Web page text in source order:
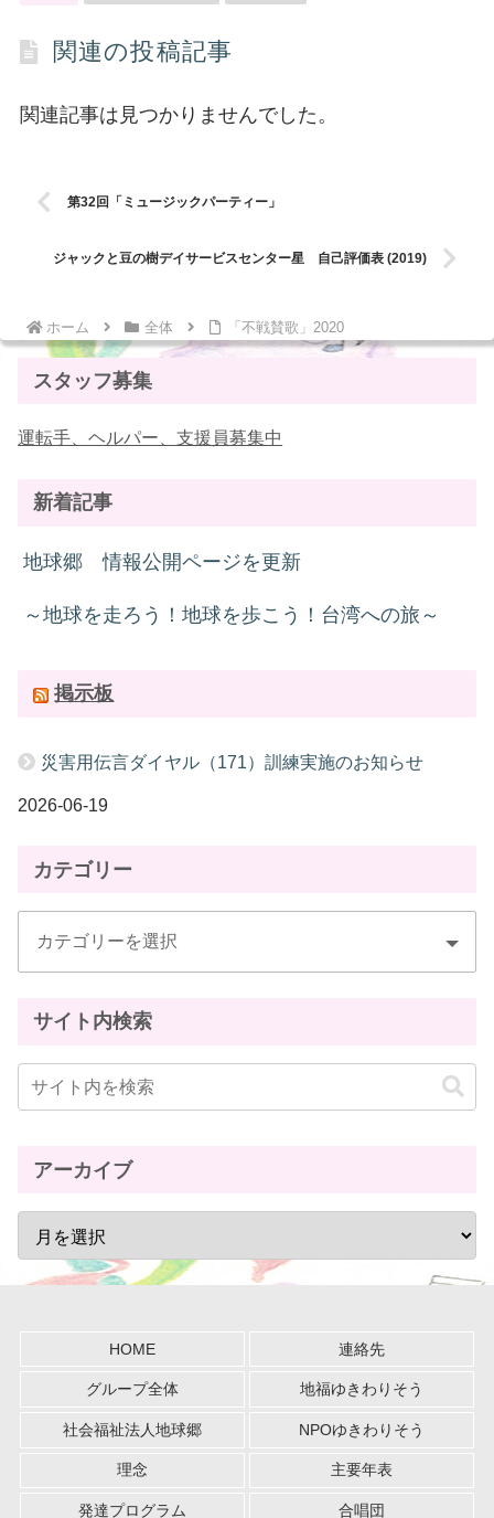
関連の投稿記事
関連記事は見つかりませんでした。
第32回「ミュージックパーティー」
ジャックと豆の樹デイサービスセンター星 自己評価表 (2019)
ホーム 全体 「不戦賛歌」2020
スタッフ募集
運転手、ヘルパー、支援員募集中
新着記事
地球郷 情報公開ページを更新
～地球を走ろう！地球を歩こう！台湾への旅～
掲示板
災害用伝言ダイヤル（171）訓練実施のお知らせ
2026-06-19
カテゴリー
サイト内検索
アーカイブ
HOME 連絡先
グループ全体 地福ゆきわりそう
社会福祉法人地球郷 NPOゆきわりそう
理念 主要年表
発達プログラム 合唱団